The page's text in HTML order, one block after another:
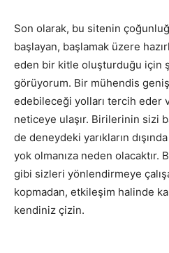
Son olarak, bu sitenin
başlayan, başlamak üzere
eden bir kitle oluşturduğu için
görüyorum. Bir mühendis
edebileceği yolları tercih eder
neticeye ulaşır. Birilerinin sizi
de deneydeki yarıkların
yok olmanıza neden olacaktır.
gibi sizleri yönlendirmeye
kopmadan, etkileşim halinde
kendiniz çizin.